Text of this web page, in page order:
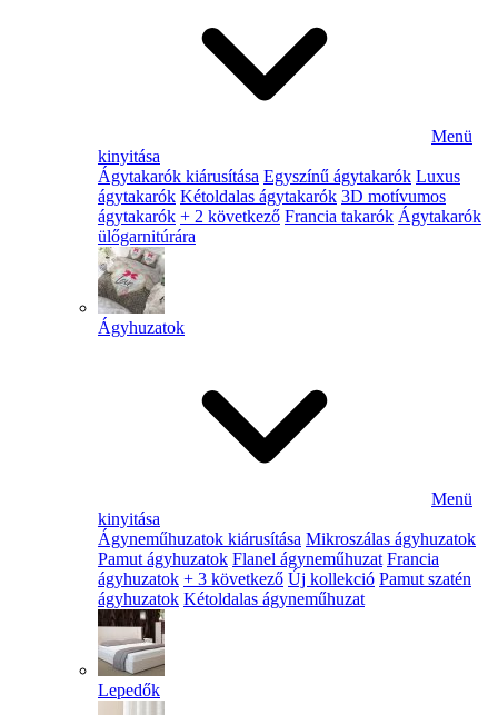
Menü
kinyitása
Ágytakarók kiárusítása Egyszínű ágytakarók Luxus
ágytakarók Kétoldalas ágytakarók 3D motívumos
ágytakarók + 2 következő Francia takarók Ágytakarók
ülőgarnitúrára
Ágyhuzatok
Menü
kinyitása
Ágyneműhuzatok kiárusítása Mikroszálas ágyhuzatok
Pamut ágyhuzatok Flanel ágyneműhuzat Francia
ágyhuzatok + 3 következő Új kollekció Pamut szatén
ágyhuzatok Kétoldalas ágyneműhuzat
Lepedők